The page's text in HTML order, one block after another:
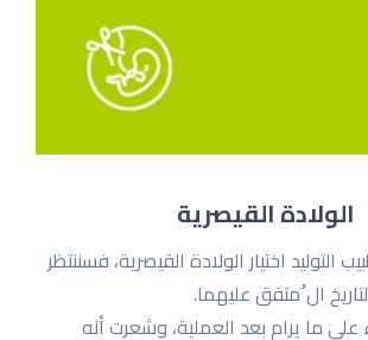
الولادة القيصرية
التولید اختیار الولادة القیصریة، فسننتظر
ال ُمتفق علیهما.
ما یرام بعد العملیة، وشعرت أنه